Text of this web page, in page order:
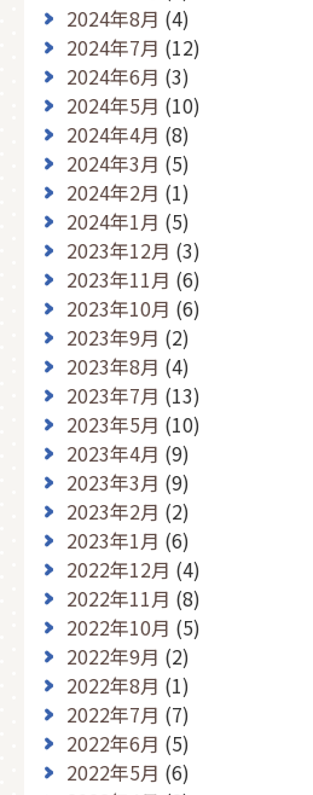
2024年8月 (4)
2024年7月 (12)
2024年6月 (3)
2024年5月 (10)
2024年4月 (8)
2024年3月 (5)
2024年2月 (1)
2024年1月 (5)
2023年12月 (3)
2023年11月 (6)
2023年10月 (6)
2023年9月 (2)
2023年8月 (4)
2023年7月 (13)
2023年5月 (10)
2023年4月 (9)
2023年3月 (9)
2023年2月 (2)
2023年1月 (6)
2022年12月 (4)
2022年11月 (8)
2022年10月 (5)
2022年9月 (2)
2022年8月 (1)
2022年7月 (7)
2022年6月 (5)
2022年5月 (6)